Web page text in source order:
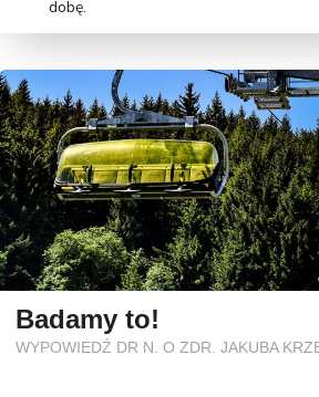
dobę.
Badamy to!
WYPOWIEDŹ DR N. O ZDR. JAKUBA